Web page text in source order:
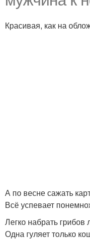
Красивая, как на
А по весне сажать
Всё успевает
Легко набрать
Одна гуляет только